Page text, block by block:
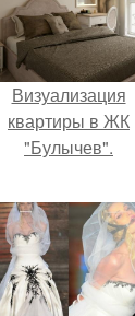
Визуализация
квартиры в ЖК
"Булычев".